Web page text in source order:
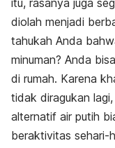
itu, rasanya juga
diolah menjadi
tahukah Anda
minuman? Anda
di rumah. Karena
tidak diragukan
alternatif air putih
beraktivitas sehari-